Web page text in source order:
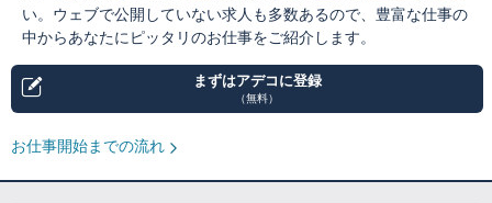
い。ウェブで公開していない求人も多数あるので、豊富な仕事の
中からあなたにピッタリのお仕事をご紹介します。
まずはアデコに登録
（無料）
お仕事開始までの流れ